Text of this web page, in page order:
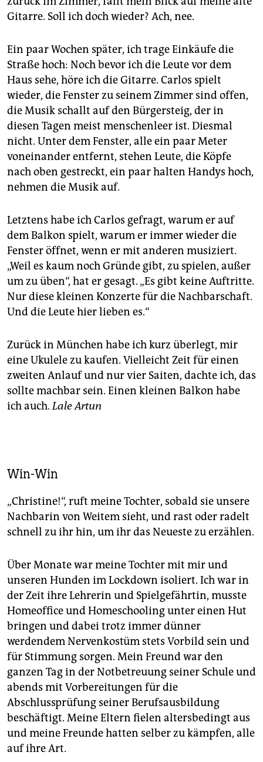
Gitarre. Soll ich doch wieder? Ach, nee.
Ein paar Wochen später, ich trage Einkäufe die
Straße hoch: Noch bevor ich die Leute vor dem
Haus sehe, höre ich die Gitarre. Carlos spielt
wieder, die Fenster zu seinem Zimmer sind offen,
die Musik schallt auf den Bürgersteig, der in
diesen Tagen meist menschenleer ist. Diesmal
nicht. Unter dem Fenster, alle ein paar Meter
voneinander entfernt, stehen Leute, die Köpfe
nach oben gestreckt, ein paar halten Handys hoch,
nehmen die Musik auf.
Letztens habe ich Carlos gefragt, warum er auf
dem Balkon spielt, warum er immer wieder die
Fenster öffnet, wenn er mit anderen musiziert.
„Weil es kaum noch Gründe gibt, zu spielen, außer
um zu üben“, hat er gesagt. „Es gibt keine Auftritte.
Nur diese kleinen Konzerte für die Nachbarschaft.
Und die Leute hier lieben es.“
Zurück in München habe ich kurz überlegt, mir
eine Ukulele zu kaufen. Vielleicht Zeit für einen
zweiten Anlauf und nur vier Saiten, dachte ich, das
sollte machbar sein. Einen kleinen Balkon habe
ich auch.Lale Artun
Win-Win
„Christine!“, ruft meine Tochter, sobald sie unsere
Nachbarin von Weitem sieht, und rast oder radelt
schnell zu ihr hin, um ihr das Neueste zu erzählen.
Über Monate war meine Tochter mit mir und
unseren Hunden im Lockdown isoliert. Ich war in
der Zeit ihre Lehrerin und Spielgefährtin, musste
Home­office und Homeschooling unter einen Hut
bringen und dabei trotz immer dünner
werdendem Nervenkostüm stets Vorbild sein und
für Stimmung sorgen. Mein Freund war den
ganzen Tag in der Notbetreuung seiner Schule und
abends mit Vorbereitungen für die
Abschlussprüfung seiner Berufsausbildung
beschäftigt. Meine Eltern fielen altersbedingt aus
und meine Freunde hatten selber zu kämpfen, alle
auf ihre Art.